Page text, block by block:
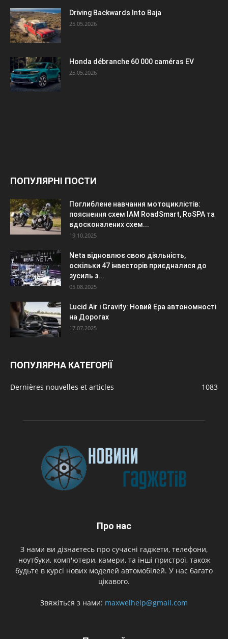
Driving Backwards Into Baja
25.05.2026
Honda débranche 60 000 caméras EV
25.05.2026
ПОПУЛЯРНІ ПОСТИ
Поглиблене навчання мотоциклістів:
пояснення схем IAM RoadSmart, RoSPA та
вдосконалених схем...
19.10.2025
Neta відновлює свою діяльність,
оскільки 47 інвесторів приєдналися до
зусиль з...
05.08.2025
Lucid Air і Gravity: Новий Ера автономності
на Дорогах
17.07.2025
ПОПУЛЯРНА КАТЕГОРІЇ
Dernières nouvelles et articles 1083
Про нас
З нами ви дізнаєтесь про сучасні гаджети, телефони,
ноутбуки, комп'ютери, камери, та інші пристрої, також
будьте в курсі нових моделей автомобілей. У нас багато
цікавого.
Звяжіться з нами: maxwelhelp@gmail.com